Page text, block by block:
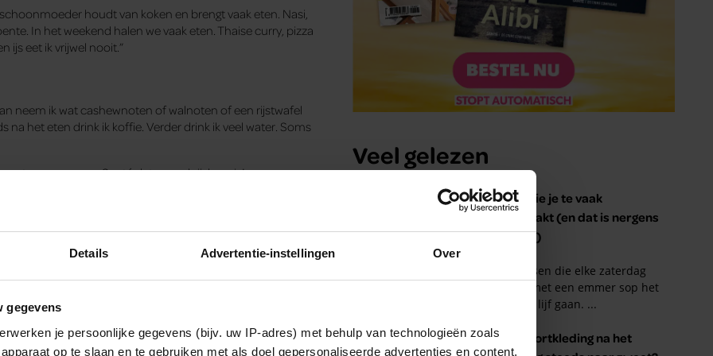
Details Advertentie-instellingen Over
gegevens
je persoonlijke gegevens (bijv. uw IP-adres) met behulp van technologieën zoals
op te slaan en te gebruiken met als doel gepersonaliseerde advertenties en content,
houdt van koken en brengt vaak eten. Nasi,
In het weekend halen we vaak eten. Thaise curry, pizza
ijs eet ik vrijwel nooit.”
neem ik wat cashewnoten of walnoten of een rijstwafel
na het eten drink ik koffie. Verder drink ik veel water. Soms
nummer van Santé dat nu verkrijgbaar is!
Fallaux, beeld: Bart Honingh, visagie: Linda Huiberts